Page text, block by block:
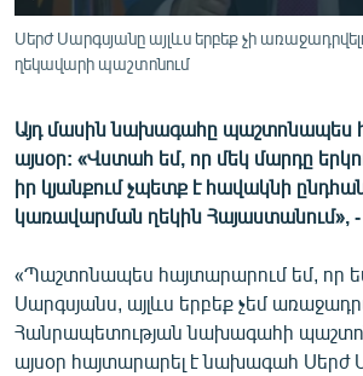
ԱՐԽԻՎ
ԲԱՆԱՎԵՃ
ՁԳՏԵԼՈՎ ԼԱՎԱԳՈՒՅՆԻՆ
Հայերեն
English
Սերժ Սարգսյանը այլևս երբեք չի
ղեկավարի պաշտոնում
Այդ մասին նախագահը պաշտոնապես
այսօր: «Վստահ եմ, որ մեկ մարդը
իր կյանքում չպետք է հավակնի
կառավարման ղեկին Հայաստանում», -
«Պաշտոնապես հայտարարում եմ, որ
Սարգսյանս, այլևս երբեք չեմ
Հանրապետության նախագահի
այսօր հայտարարել է նախագահ Սերժ